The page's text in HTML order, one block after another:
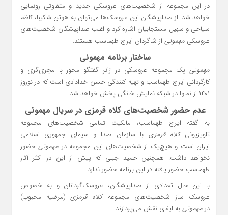
در این مجموعه از شخصیت‌های عروسکی جدید و متفاوتی رونمایی
خواهد شد. از صداپیشگان این عروسک‌ها می‌توان به هوتن شکیبا، کاظم
سیاحی و سهیل مستجابیان اشاره کرد و اغلب صداپیشگان شخصیت‌های
عروسکی مهمونیاز شاگردان ایرج طهماسب هستند.
ساختار برنامه مهمونی
مهمونییک مجموعه عروسکی در ژانر گفتگو محور با مجری‌گری و
کارگردانی ایرج طهماسب و تهیه کنندگی حسن خدادادی است که در نوروز
۱۴۰۱ از نماوا در شبکه نمایش خانگی پخش خواهد شد.
عدم حضور شخصیت‌های کلاه قرمزی در سریال مهمونی
به گفته ایرج طهماسب، مالکیت تمامی شخصیت‌های مجموعه
تلویزیونیکلاه قرمزی با سازمان صدا و سیمای جمهوری اسلامی
ایران است و هیچ‌یک از شخصیت‌های این مجموعه در مهمونیحضور
نخواهد داشت. همچنین حمید جبلی که پیش از این در اکثر آثار
طهماسب حضور یافته در این برنامه حضور ندارد.
با این حال تعدادی از صداپیشگان، عروسک‌گردانان و به خصوص
عروسک ساز شخصیت‌های مجموعهکلاه قرمزی(مرضیه محبوب)
در مهمونیبه ایفای نقش می‌پردازند.